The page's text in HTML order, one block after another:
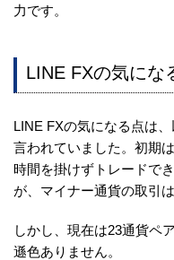
力です。
LINE FXの気にな
LINE FXの気になる点は
言われていました。初期
時間を掛けずトレードで
が、マイナー通貨の取引
しかし、現在は23通貨ペ
遜色ありません。